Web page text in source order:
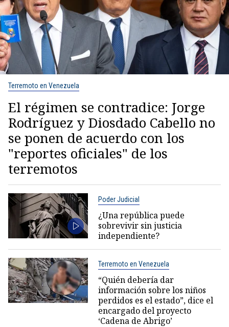
Terremoto en Venezuela
El régimen se contradice: Jorge
Rodríguez y Diosdado Cabello no
se ponen de acuerdo con los
"reportes oficiales" de los
terremotos
Poder Judicial
¿Una república puede
sobrevivir sin justicia
independiente?
Terremoto en Venezuela
“Quién debería dar
información sobre los niños
perdidos es el estado”, dice el
encargado del proyecto
‘Cadena de Abrigo’